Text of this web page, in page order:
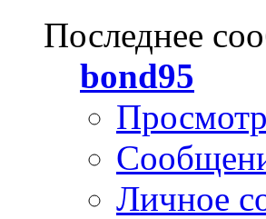
Последнее
bond95
Личное